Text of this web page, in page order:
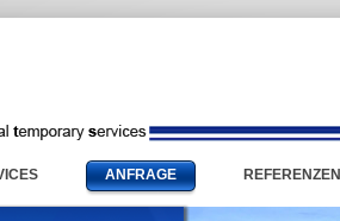
ANFRAGE REFERENZEN